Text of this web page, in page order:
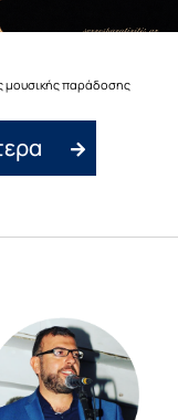
μουσικής παράδοσης